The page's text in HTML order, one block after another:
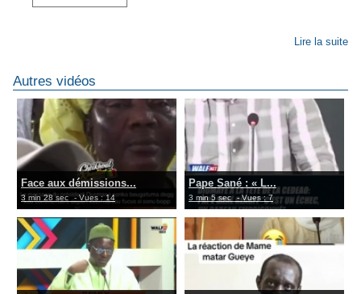
Lire la suite
Autres vidéos
Face aux démissions...
3 min 28 sec - Vues : 14
Pape Sané : « L...
3 min 5 sec - Vues : 7